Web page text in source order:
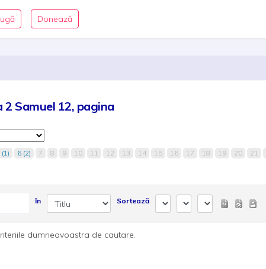
Donează
Samuel 12, pagina
(1) 6 (2) 7 8 9 10 11 12 13 14 15 16 17 18 19 20 21
în Sortează
dumneavoastra de cautare.